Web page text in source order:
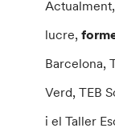
lucre,
Barcelona,
Verd, TEB
i el Taller